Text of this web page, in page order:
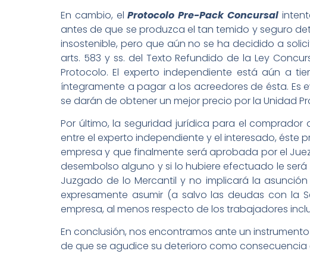
En cambio, elProtocolo Pre-Pack Concursal
antes de que se produzca el tan temido y seguro
insostenible, pero que aún no se ha decidido a
arts. 583 y ss. del Texto Refundido de la Ley
Protocolo. El experto independiente está aún a
íntegramente a pagar a los acreedores de ésta.
se darán de obtener un mejor precio por la Unidad
Por último, la seguridad jurídica para el
entre el experto independiente y el interesado,
empresa y que finalmente será aprobada por el
desembolso alguno y si lo hubiere efectuado le
Juzgado de lo Mercantil y no implicará la
expresamente asumir (a salvo las deudas con la
empresa, al menos respecto de los trabajadores
En conclusión, nos encontramos ante un
de que se agudice su deterioro como